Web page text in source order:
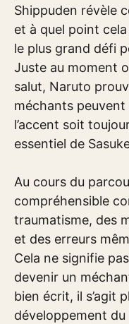
Shippuden révèle
et à quel point
le plus grand défi
Juste au moment
salut, Naruto
méchants
l’accent soit
essentiel de
Au cours du
compréhensible
traumatisme, des
et des erreurs
Cela ne signifie
devenir un
bien écrit, il s’agit
développement